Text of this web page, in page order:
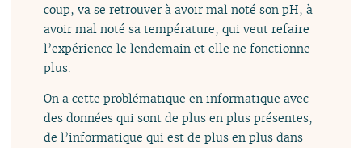
coup, va se retrouver à avoir mal noté son pH, à
avoir mal noté sa température, qui veut refaire
l’expérience le lendemain et elle ne fonctionne
plus.
On a cette problématique en informatique avec
des données qui sont de plus en plus présentes,
de l’informatique qui est de plus en plus dans